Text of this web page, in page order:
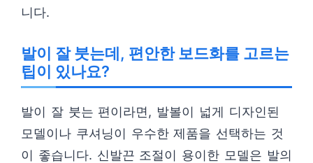
니다.
발이 잘 붓는데, 편안한 보드화를 고르는
팁이 있나요?
발이 잘 붓는 편이라면, 발볼이 넓게 디자인된
모델이나 쿠셔닝이 우수한 제품을 선택하는 것
이 좋습니다. 신발끈 조절이 용이한 모델은 발의